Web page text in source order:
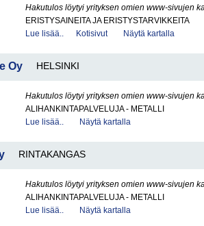
Hakutulos löytyi yrityksen omien www-sivujen
ERISTYSAINEITA JA ERISTYSTARVIKKEITA
Lue lisää..
Kotisivut Näytä kartalla
Oy HELSINKI
Hakutulos löytyi yrityksen omien www-sivujen
ALIHANKINTAPALVELUJA - METALLI
Lue lisää..
Näytä kartalla
RINTAKANGAS
Hakutulos löytyi yrityksen omien www-sivujen
ALIHANKINTAPALVELUJA - METALLI
Lue lisää..
Näytä kartalla